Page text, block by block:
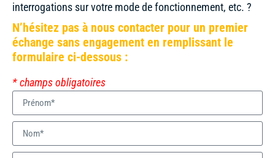
interrogations sur votre mode de fonctionnement, etc. ?
N’hésitez pas à nous contacter pour un premier
échange sans engagement en remplissant le
formulaire ci-dessous :
* champs obligatoires